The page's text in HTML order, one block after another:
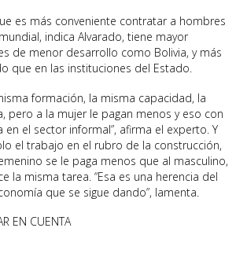
es más conveniente contratar a hombres
indica Alvarado, tiene mayor
de menor desarrollo como Bolivia, y más
que en las instituciones del Estado.
formación, la misma capacidad, la
pero a la mujer le pagan menos y eso con
en el sector informal”, afirma el experto. Y
el trabajo en el rubro de la construcción,
se le paga menos que al masculino,
la misma tarea. “Esa es una herencia del
que se sigue dando”, lamenta.
EN CUENTA